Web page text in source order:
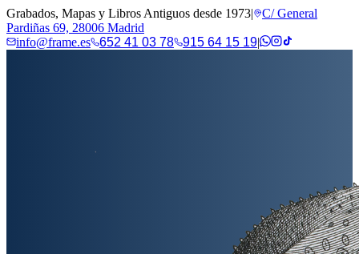
Grabados, Mapas y Libros Antiguos desde 1973|
C/ General
Pardiñas 69, 28006 Madrid
info@frame.es
652 41 03 78 915 64 15 19|